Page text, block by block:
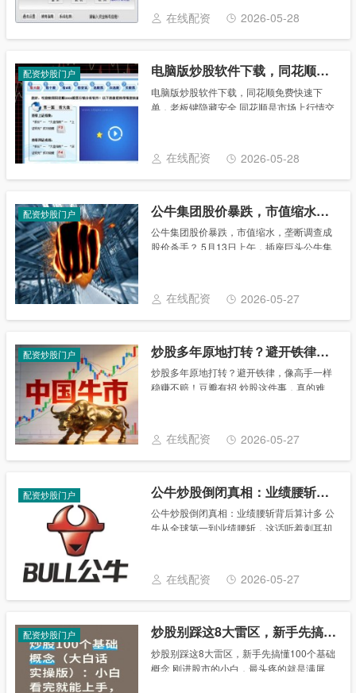
一站式服务。这款川财证券网上交易系统，
为你的投......
在线配资 2026-05-28
配资炒股门户 电脑版炒股软件下载，同花顺免费快速下单，老板键隐藏安全
电脑版炒股软件下载，同花顺免费快速下
单，老板键隐藏安全 同花顺是市场上行情交
显示、行情分析和行情交易的股票软件。聚
集了国内众......
在线配资 2026-05-28
配资炒股门户 公牛集团股价暴跌，市值缩水，垄断调查成股价杀手？
公牛集团股价暴跌，市值缩水，垄断调查成
股价杀手？ 5月13日上午，插座巨头公牛集
团涉嫌与交易相对人达成并实施垄断协议
行......
在线配资 2026-05-27
配资炒股门户 炒股多年原地打转？避开铁律，像高手一样稳赚不赔！豆瓣有招
炒股多年原地打转？避开铁律，像高手一样
稳赚不赔！豆瓣有招 炒股这件事，真的难
账户还是越做越瘦。不是他们不够努力，而
是没有守住最......
在线配资 2026-05-27
配资炒股门户 公牛炒股倒闭真相：业绩腰斩背后算计多
公牛炒股倒闭真相：业绩腰斩背后算计多 公
牛从全球第一到业绩腰斩，这话听着刺耳却
自欺自怜。 2021年那会儿，公牛股价冲到
25......
在线配资 2026-05-27
配资炒股门户 炒股别踩这8大雷区，新手先搞懂100个基础概念
炒股别踩这8大雷区，新手先搞懂100个基础
概念 刚进股市的小白，最头疼的就是满屏